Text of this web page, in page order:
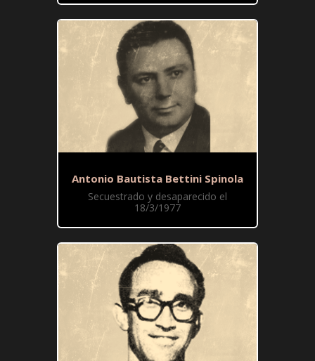
Antonio Bautista Bettini Spinola
Secuestrado y desaparecido el
18/3/1977